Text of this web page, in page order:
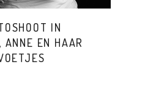
IN
ANNE EN HAAR